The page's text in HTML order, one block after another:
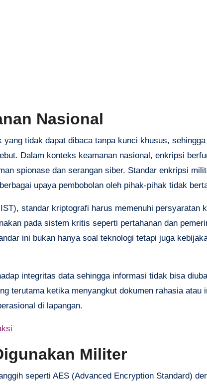
Nasional
tidak dapat dibaca tanpa kunci khusus,
Dalam konteks keamanan nasional, enkripsi
spionase dan serangan siber. Standar enkripsi
upaya pembobolan oleh pihak-pihak tidak
standar kriptografi harus memenuhi persyaratan
pada sistem kritis seperti pertahanan dan
ini bukan hanya soal teknologi tetapi juga
integritas data sehingga informasi tidak bisa
terutama ketika menyangkut dokumen rahasia atau
di lapangan.
Militer
seperti AES (Advanced Encryption Standard)